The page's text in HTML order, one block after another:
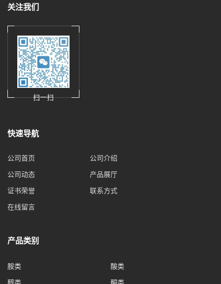
关注我们
扫一扫
快速导航
公司首页 公司介绍
公司动态 产品展厅
证书荣誉 联系方式
在线留言
产品类别
胺类 酸类